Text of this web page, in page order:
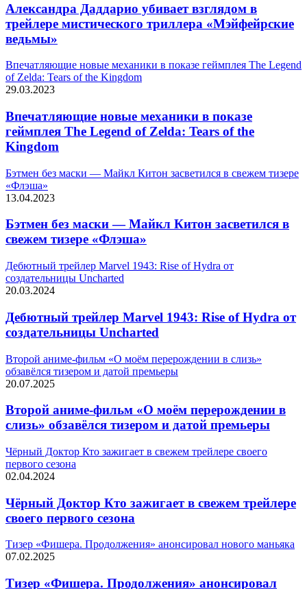
Александра Даддарио убивает взглядом в
трейлере мистического триллера «Мэйфейрские
ведьмы»
Впечатляющие новые механики в показе геймплея The Legend
of Zelda: Tears of the Kingdom
29.03.2023
Впечатляющие новые механики в показе
геймплея The Legend of Zelda: Tears of the
Kingdom
Бэтмен без маски — Майкл Китон засветился в свежем тизере
«Флэша»
13.04.2023
Бэтмен без маски — Майкл Китон засветился в
свежем тизере «Флэша»
Дебютный трейлер Marvel 1943: Rise of Hydra от
создательницы Uncharted
20.03.2024
Дебютный трейлер Marvel 1943: Rise of Hydra от
создательницы Uncharted
Второй аниме-фильм «О моём перерождении в слизь»
обзавёлся тизером и датой премьеры
20.07.2025
Второй аниме-фильм «О моём перерождении в
слизь» обзавёлся тизером и датой премьеры
Чёрный Доктор Кто зажигает в свежем трейлере своего
первого сезона
02.04.2024
Чёрный Доктор Кто зажигает в свежем трейлере
своего первого сезона
Тизер «Фишера. Продолжения» анонсировал нового маньяка
07.02.2025
Тизер «Фишера. Продолжения» анонсировал